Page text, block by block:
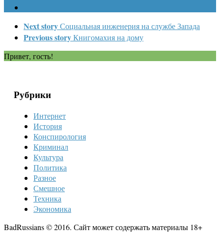
Next storyСоциальная инженерия на службе Запада
Previous storyКнигомахия на дому
Привет, гость!
Рубрики
Интернет
История
Конспирология
Криминал
Культура
Политика
Разное
Смешное
Техника
Экономика
BadRussians © 2016. Сайт может содержать материалы 18+